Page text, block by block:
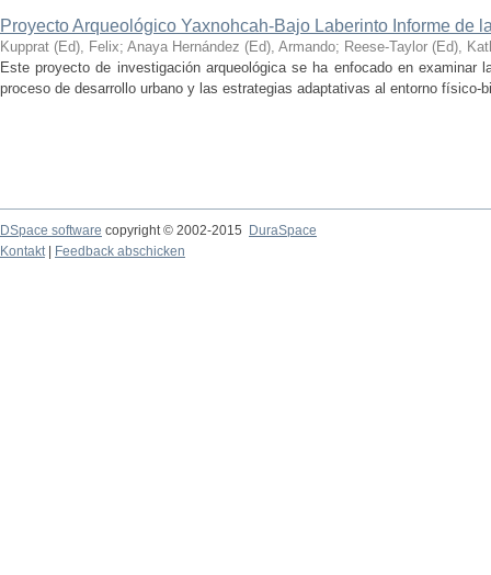
Proyecto Arqueológico Yaxnohcah-Bajo Laberinto Informe de
Kupprat (Ed), Felix; Anaya Hernández (Ed), Armando; Reese-Taylor (Ed),
Este proyecto de investigación arqueológica se ha enfocado en examinar
proceso de desarrollo urbano y las estrategias adaptativas al entorno físico-
DSpace software copyright © 2002-2015
DuraSpace
Kontakt| Feedback abschicken